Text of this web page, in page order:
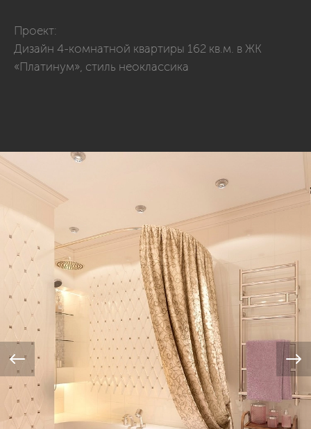
Проект:
Дизайн 4-комнатной квартиры 162 кв.м. в ЖК
«Платинум», стиль неоклассика